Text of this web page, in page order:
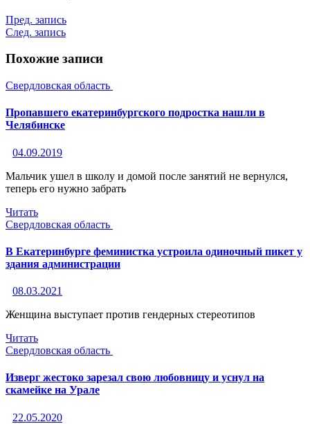
Пред. запись
След. запись
Похожие записи
Свердловская область
Пропавшего екатеринбургского подростка нашли в
Челябинске
04.09.2019
Мальчик ушел в школу и домой после занятий не вернулся,
теперь его нужно забрать
Читать
Свердловская область
В Екатеринбурге феминистка устроила одиночный пикет у
здания администрации
08.03.2021
Женщина выступает против гендерных стереотипов
Читать
Свердловская область
Изверг жестоко зарезал свою любовницу и уснул на
скамейке на Урале
22.05.2020